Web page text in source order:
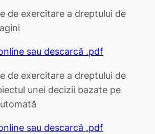
de exercitare a dreptului de
sau descarcă .pdf
de exercitare a dreptului de
unei decizii bazate pe
sau descarcă .pdf